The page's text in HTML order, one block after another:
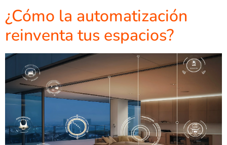
¿Cómo la automatización
reinventa tus espacios?